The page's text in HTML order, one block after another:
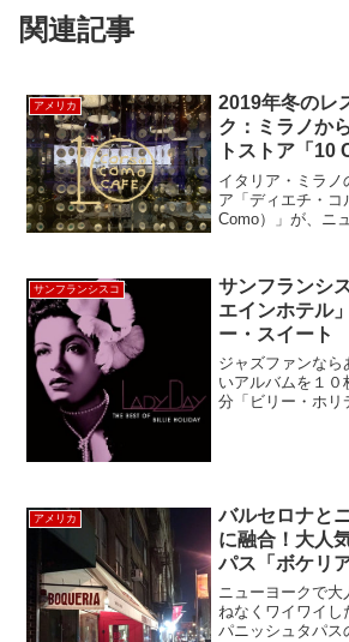
関連記事
アメリカ
2019年冬のレ
ク：ミラノか
トストア「
イタリアン
イタリア・ミラノ
ア「ディエチ・コ
Como）」が、ニ
チ・コルソ・コモ
方メートル...
サンフランシスコ
サンフランシ
エインホテル
ー・スイート
ジャズファンなら
いアルバムを１０
分「ビリー・ホリ
アメリカ
バルセロナと
に融合！大人
パス「ボケリ
ニューヨークで
ねなくワイワイし
パニッシュタパス